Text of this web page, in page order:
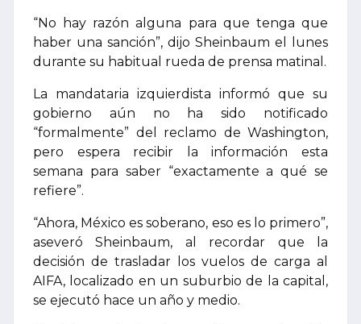
“No hay razón alguna para que tenga que
haber una sanción”, dijo Sheinbaum el lunes
durante su habitual rueda de prensa matinal.
La mandataria izquierdista informó que su
gobierno aún no ha sido notificado
“formalmente” del reclamo de Washington,
pero espera recibir la información esta
semana para saber “exactamente a qué se
refiere”.
“Ahora, México es soberano, eso es lo primero”,
aseveró Sheinbaum, al recordar que la
decisión de trasladar los vuelos de carga al
AIFA, localizado en un suburbio de la capital,
se ejecutó hace un año y medio.